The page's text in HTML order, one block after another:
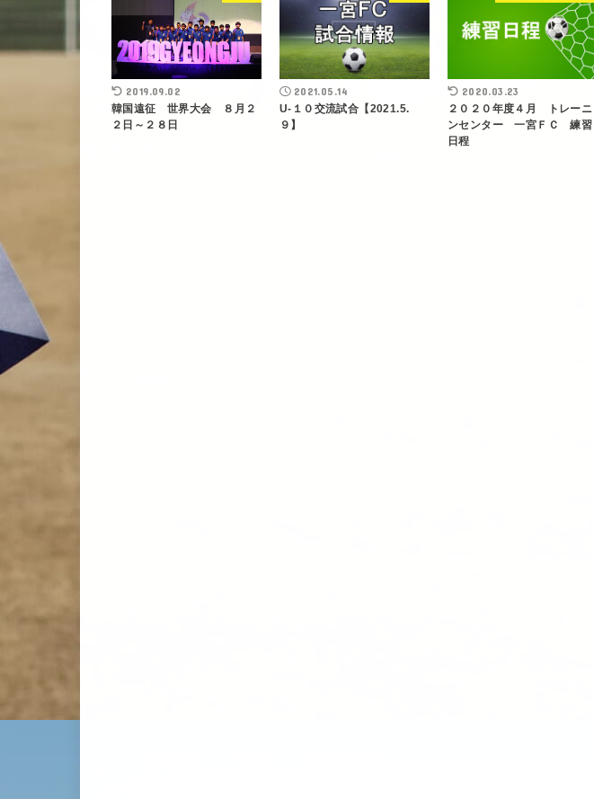
2019.09.02
韓国遠征 世界大会 ８月２
２日～２８日
2021.05.14
U-１０交流試合【2021.5.
９】
2020.03.23
２０２０年度４月 トレーニ
ンセンター 一宮ＦＣ 練習
日程